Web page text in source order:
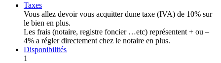
Taxes
Vous allez devoir vous acquitter dune taxe (IVA) de 10% sur
le bien en plus.
Les frais (notaire, registre foncier …etc) représentent + ou –
4% a régler directement chez le notaire en plus.
Disponibilités
1